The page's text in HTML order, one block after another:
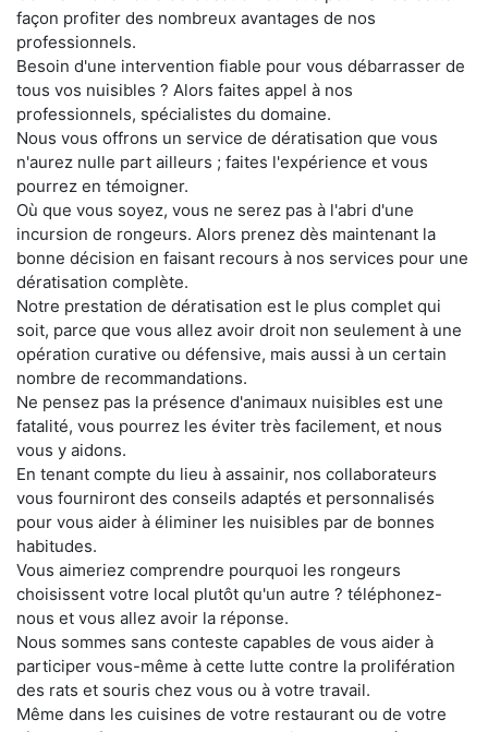
façon profiter des nombreux avantages de nos
professionnels.
Besoin d'une intervention fiable pour vous débarrasser de
tous vos nuisibles ? Alors faites appel à nos
professionnels, spécialistes du domaine.
Nous vous offrons un service de dératisation que vous
n'aurez nulle part ailleurs ; faites l'expérience et vous
pourrez en témoigner.
Où que vous soyez, vous ne serez pas à l'abri d'une
incursion de rongeurs. Alors prenez dès maintenant la
bonne décision en faisant recours à nos services pour une
dératisation complète.
Notre prestation de dératisation est le plus complet qui
soit, parce que vous allez avoir droit non seulement à une
opération curative ou défensive, mais aussi à un certain
nombre de recommandations.
Ne pensez pas la présence d'animaux nuisibles est une
fatalité, vous pourrez les éviter très facilement, et nous
vous y aidons.
En tenant compte du lieu à assainir, nos collaborateurs
vous fourniront des conseils adaptés et personnalisés
pour vous aider à éliminer les nuisibles par de bonnes
habitudes.
Vous aimeriez comprendre pourquoi les rongeurs
choisissent votre local plutôt qu'un autre ? téléphonez-
nous et vous allez avoir la réponse.
Nous sommes sans conteste capables de vous aider à
participer vous-même à cette lutte contre la prolifération
des rats et souris chez vous ou à votre travail.
Même dans les cuisines de votre restaurant ou de votre